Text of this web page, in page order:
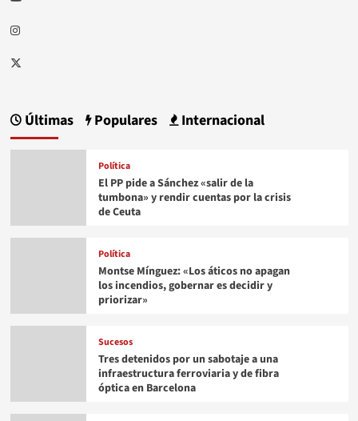
Instagram
Twitter
Últimas Populares Internacional
Política
El PP pide a Sánchez «salir de la
tumbona» y rendir cuentas por la crisis
de Ceuta
Política
Montse Mínguez: «Los áticos no apagan
los incendios, gobernar es decidir y
priorizar»
Sucesos
Tres detenidos por un sabotaje a una
infraestructura ferroviaria y de fibra
óptica en Barcelona